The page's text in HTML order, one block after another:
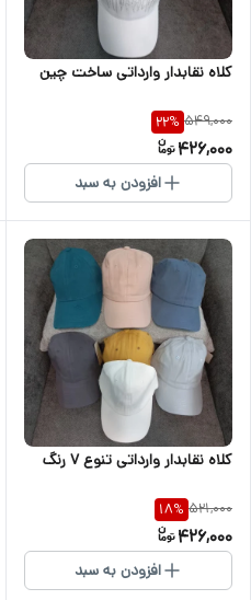
کلاه نقابدار وارداتی ساخت چین
549,000
22%
426,000
افزودن به سبد
کلاه نقابدار وارداتی تنوع ۷ رنگ
521,000
18%
426,000
افزودن به سبد